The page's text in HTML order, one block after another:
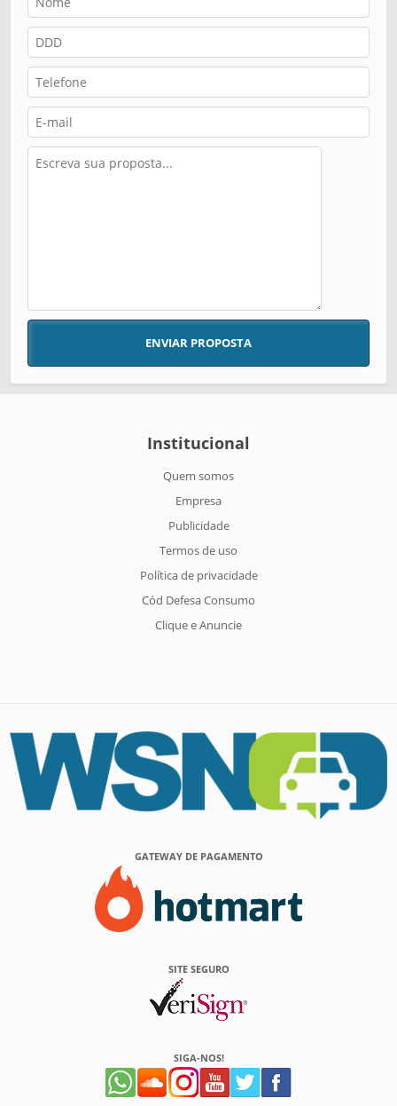
ENVIAR PROPOSTA
Institucional
Quem somos
Empresa
Publicidade
Termos de uso
Política de privacidade
Cód Defesa Consumo
Clique e Anuncie
GATEWAY DE PAGAMENTO
SITE SEGURO
SIGA-NOS!